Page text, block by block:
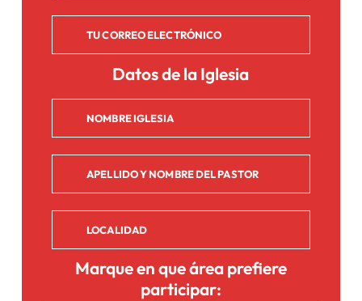
Datos de la Iglesia
Marque en que área prefiere
participar: